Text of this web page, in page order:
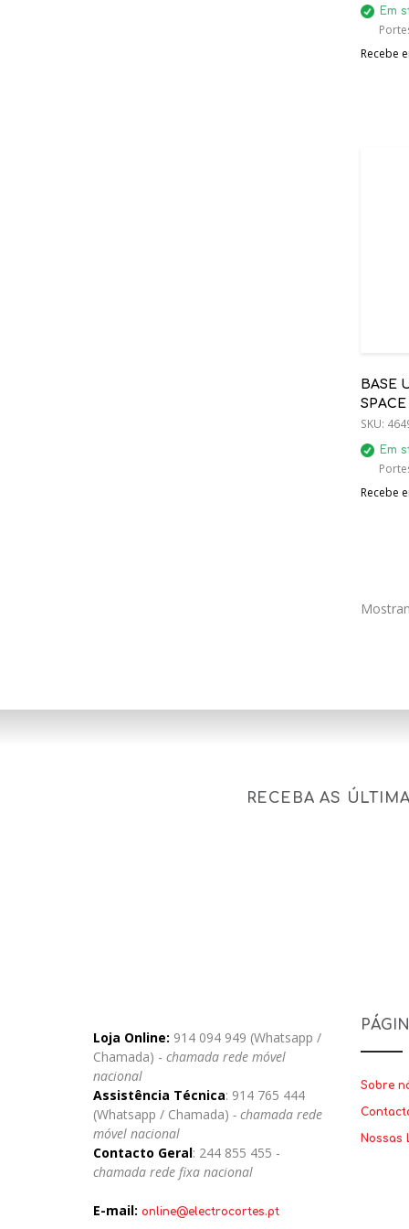
Em
Recebe
BASE
SKU:
Em
Recebe
RECEBA AS
Loja Online: 914 094 949 (Whatsapp /
Chamada) - chamada rede móvel
nacional
Assistência Técnica: 914 765 444
(Whatsapp / Chamada) - chamada rede
móvel nacional
Contacto Geral: 244 855 455 -
chamada rede fixa nacional
E-mail: online@electrocortes.pt
Sobre
Nossas